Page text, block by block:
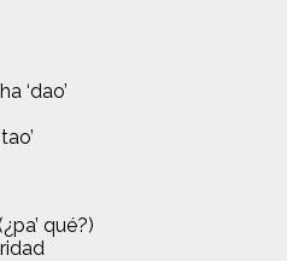
‘dao’
qué?)